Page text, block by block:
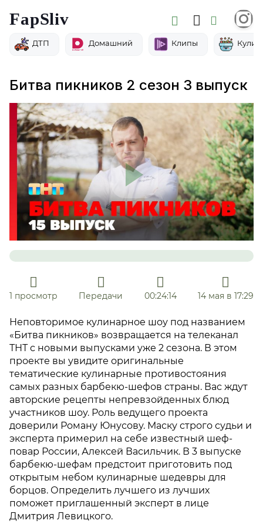
FapSliv
ДТП Домашний Клипы
Битва пикников 2 сезон 3 выпуск
1 просмотр Передачи 00:24:14 14 мая в 17:29
Неповторимое кулинарное шоу под названием
«Битва пикников» возвращается на телеканал
ТНТ с новыми выпусками уже 2 сезона. В этом
проекте вы увидите оригинальные
тематические кулинарные противостояния
самых разных барбекю-шефов страны. Вас ждут
авторские рецепты непревзойденных блюд
участников шоу. Роль ведущего проекта
доверили Роману Юнусову. Маску строго судьи и
эксперта примерил на себе известный шеф-
повар России, Алексей Васильчик. В 3 выпуске
барбекю-шефам предстоит приготовить под
открытым небом кулинарные шедевры для
борцов. Определить лучшего из лучших
поможет приглашенный эксперт в лице
Дмитрия Левицкого.